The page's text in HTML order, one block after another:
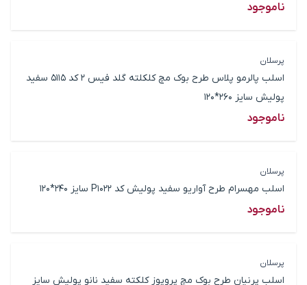
ناموجود
پرسلان
اسلب پالرمو پلاس طرح بوک مچ کلکلته گلد فیس 2 کد 5115 سفید
پولیش سایز 260*120
ناموجود
پرسلان
اسلب مهسرام طرح آواریو سفید پولیش کد P1022 سایز 240*120
ناموجود
پرسلان
اسلب پرنیان طرح بوک مچ پروپوز کلکته سفید نانو پولیش سایز